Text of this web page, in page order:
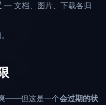
— 文档、图片、下载各归
——但这是一个会过期的状